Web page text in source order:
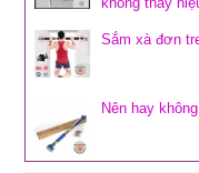
Sắm xà đơn
Nên hay